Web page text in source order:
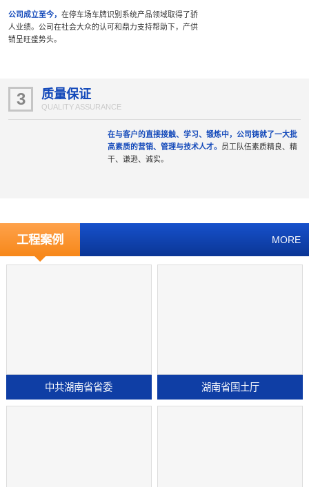
公司成立至今， 在停车场车牌识别系统产品领域取得了骄
人业绩。公司在社会大众的认可和鼎力支持帮助下，产供
销呈旺盛势头。
3 质量保证
QUALITY ASSURANCE
在与客户的直接接触、学习、锻炼中，公司铸就了一大批
高素质的营销、管理与技术人才。 员工队伍素质精良、精
干、谦逊、诚实。
工程案例 MORE
中共湖南省省委 湖南省国土厅